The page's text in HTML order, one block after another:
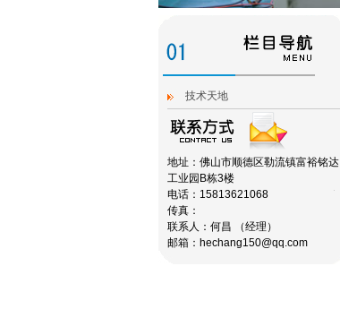
技术天地
地址：佛山市顺德区勒流镇富裕铭达
工业园B栋3楼
电话：15813621068
传真：
联系人：何昌 （经理）
邮箱：hechang150@qq.com